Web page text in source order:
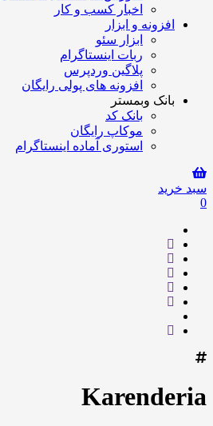
اخبار کسب و کار
افزونه و ابزار
ابزار سئو
ربات اینستاگرام
پلاگین وردپرس
افزونه های پولی رایگان
بانک وبمستر
بانک کد
موکاپ رایگان
استوری آماده اینستاگرام
سبد خرید
0
Karenderia